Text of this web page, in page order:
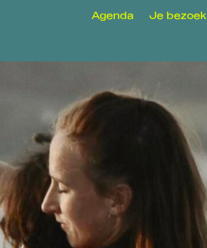
Agenda Je bezoek